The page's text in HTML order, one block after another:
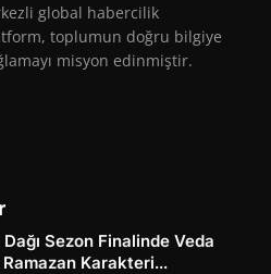
global habercilik
toplumun doğru bilgiye
misyon edinmiştir.
Sezon Finalinde Veda
Karakteri...